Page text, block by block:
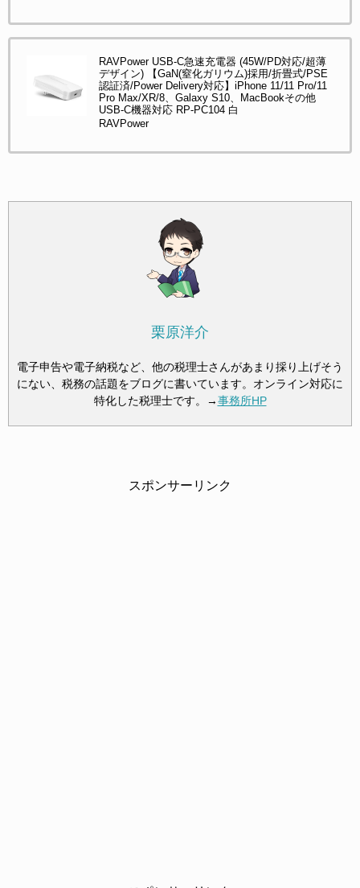
RAVPower USB-C急速充電器 (45W/PD対応/超薄
デザイン) 【GaN(窒化ガリウム)採用/折畳式/PSE
認証済/Power Delivery対応】iPhone 11/11 Pro/11
Pro Max/XR/8、Galaxy S10、MacBookその他
USB-C機器対応 RP-PC104 白
RAVPower
栗原洋介
電子申告や電子納税など、他の税理士さんがあまり採り上げそう
にない、税務の話題をブログに書いています。オンライン対応に
特化した税理士です。→事務所HP
スポンサーリンク